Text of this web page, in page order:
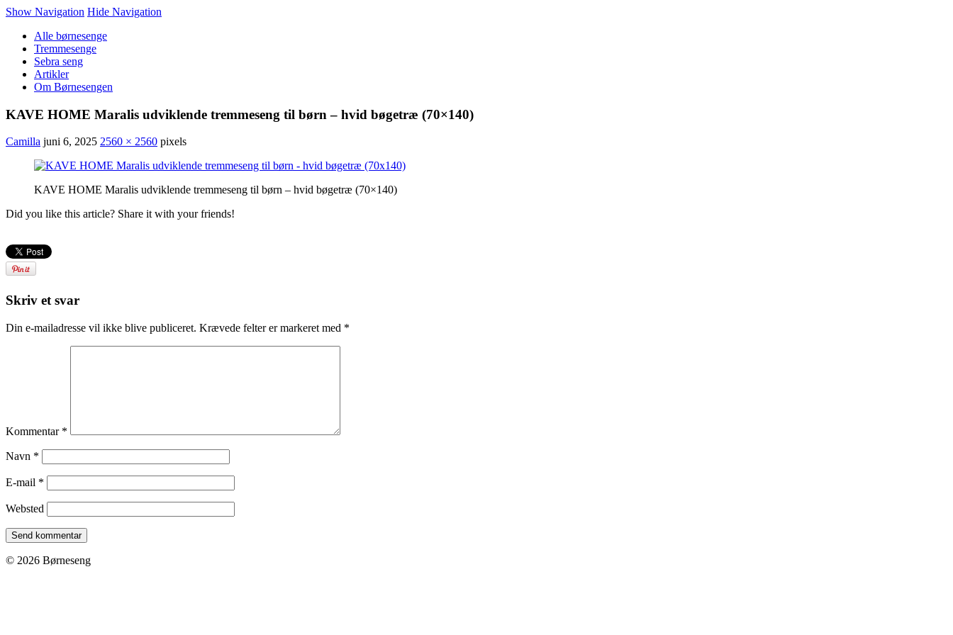
Show Navigation Hide Navigation
Alle børnesenge
Tremmesenge
Sebra seng
Artikler
Om Børnesengen
KAVE HOME Maralis udviklende tremmeseng til børn – hvid bøgetræ (70×140)
Camilla juni 6, 2025 2560 × 2560 pixels
KAVE HOME Maralis udviklende tremmeseng til børn – hvid bøgetræ (70×140)
Did you like this article? Share it with your friends!
Skriv et svar
Din e-mailadresse vil ikke blive publiceret. Krævede felter er markeret med *
Kommentar *
Navn *
E-mail *
Websted
© 2026 Børneseng